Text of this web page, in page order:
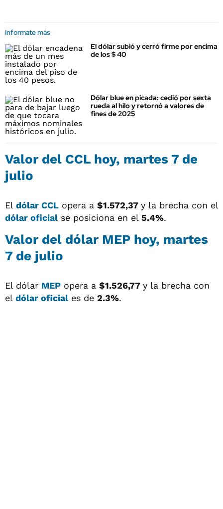
Informate más
El dólar subió y cerró firme por encima
de los $ 40
Dólar blue en picada: cedió por sexta
rueda al hilo y retornó a valores de
fines de 2025
Valor del CCL hoy, martes 7 de
julio
El dólar CCL opera a $1.572,37 y la brecha con el
dólar oficial se posiciona en el 5.4%.
Valor del dólar MEP hoy, martes
7 de julio
El dólar MEP opera a $1.526,77 y la brecha con
el dólar oficial es de 2.3%.